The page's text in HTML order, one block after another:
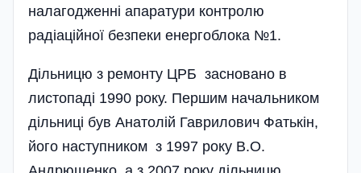
налагодженні апаратури контролю
радіаційної безпеки енергоблока №1.
Дільницю з ремонту ЦРБ засновано в
листопаді 1990 року. Першим начальником
дільниці був Анатолій Гаврилович Фатькін,
його наступником з 1997 року В.О.